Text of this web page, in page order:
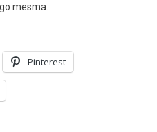
mesma.
Pinterest